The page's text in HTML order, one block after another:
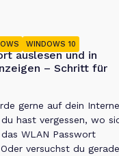
WINDOWS 10
auslesen und in
– Schritt für
gerne auf dein
hast vergessen, wo
WLAN Passwort
versuchst du gerade